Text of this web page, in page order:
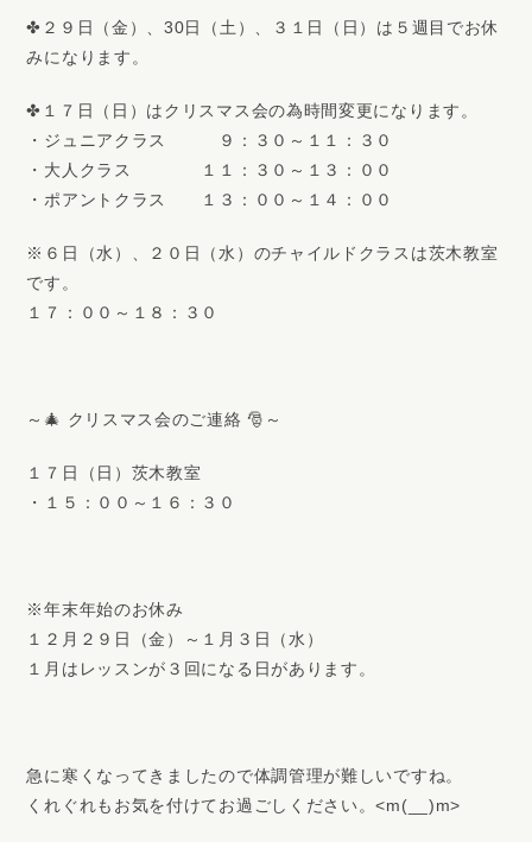
✤２９日（金）、30日（土）、３１日（日）は５週目でお休
みになります。
✤１７日（日）はクリスマス会の為時間変更になります。
・ジュニアクラス ９：３０～１１：３０
・大人クラス １１：３０～１３：００
・ポアントクラス １３：００～１４：００
※６日（水）、２０日（水）のチャイルドクラスは茨木教室
です。
１７：００～１８：３０
～🎄 クリスマス会のご連絡 🎅～
１７日（日）茨木教室
・１５：００～１６：３０
※年末年始のお休み
１２月２９日（金）～１月３日（水）
１月はレッスンが３回になる日があります。
急に寒くなってきましたので体調管理が難しいですね。
くれぐれもお気を付けてお過ごしください。<m(__)m>